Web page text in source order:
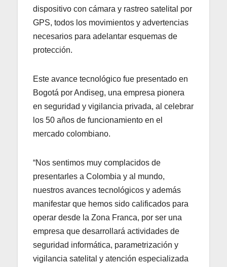
dispositivo con cámara y rastreo satelital por
GPS, todos los movimientos y advertencias
necesarios para adelantar esquemas de
protección.
Este avance tecnológico fue presentado en
Bogotá por Andiseg, una empresa pionera
en seguridad y vigilancia privada, al celebrar
los 50 años de funcionamiento en el
mercado colombiano.
“Nos sentimos muy complacidos de
presentarles a Colombia y al mundo,
nuestros avances tecnológicos y además
manifestar que hemos sido calificados para
operar desde la Zona Franca, por ser una
empresa que desarrollará actividades de
seguridad informática, parametrización y
vigilancia satelital y atención especializada